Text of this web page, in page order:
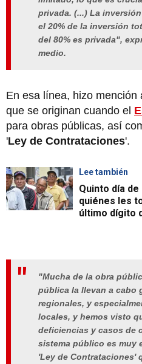
privada. (...) La
el 20% de la inversión
del 80% es privada",
medio.
En esa línea, hizo mención
que se originan cuando el
para obras públicas, así
'Ley de Contrataciones'.
Lee también
Quinto día
quiénes les
último dígito
"Mucha de la obra
pública la llevan a cabo
regionales, y
locales, y hemos visto
deficiencias y casos de
sistema público es muy
'Ley de Contrataciones'